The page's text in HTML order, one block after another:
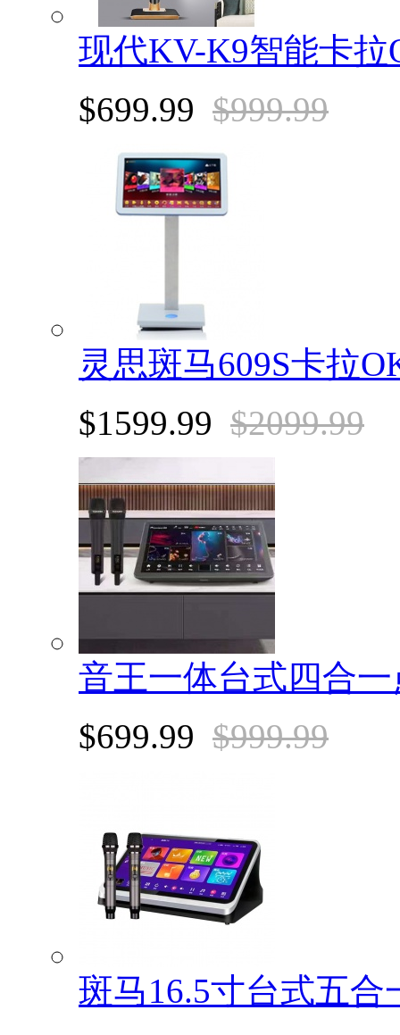
现代KV-K9智能卡拉
$699.99 $999.99
灵思斑马609S卡拉
$1599.99 $2099.99
音王一体台式四合
$699.99 $999.99
斑马16.5寸台式五合